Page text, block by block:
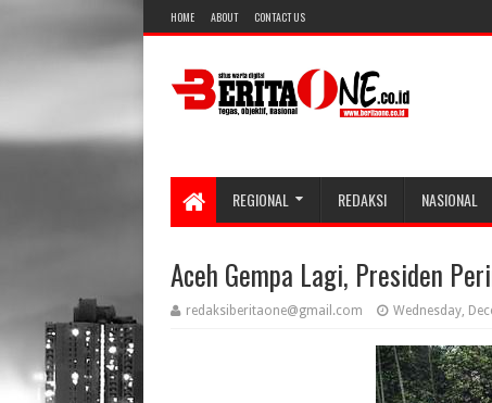
HOME ABOUT CONTACT US
REGIONAL REDAKSI NASIONAL
Aceh Gempa Lagi, Presiden
redaksiberitaone@gmail.com Wednesday,